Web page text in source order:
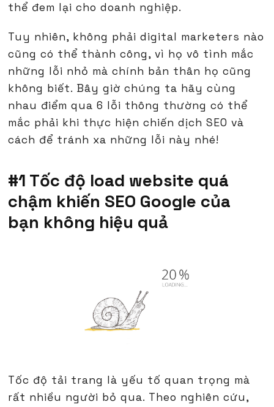
thể đem lại cho doanh nghiệp.
Tuy nhiên, không phải digital marketers nào
cũng có thể thành công, vì họ vô tình mắc
những lỗi nhỏ mà chính bản thân họ cũng
không biết. Bây giờ chúng ta hãy cùng
nhau điểm qua 6 lỗi thông thường có thể
mắc phải khi thực hiện chiến dịch SEO và
cách để tránh xa những lỗi này nhé!
#1 Tốc độ load website quá
chậm khiến SEO Google của
bạn không hiệu quả
Tốc độ tải trang là yếu tố quan trọng mà
rất nhiều người bỏ qua. Theo nghiên cứu,